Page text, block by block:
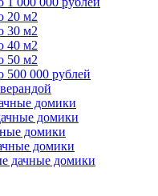
20 м2
30 м2
40 м2
50 м2
500 000 рублей
домики
домики
домики
домики
дачные домики